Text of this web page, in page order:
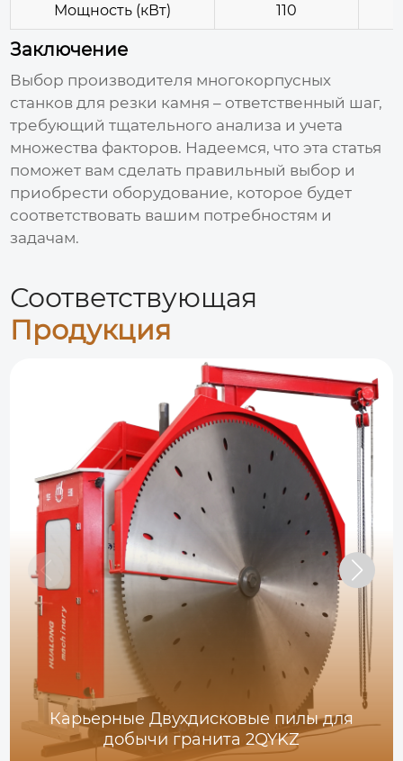
Мощность (кВт) 110
Заключение
Выбор производителя многокорпусных
станков для резки камня – ответственный шаг,
требующий тщательного анализа и учета
множества факторов. Надеемся, что эта статья
поможет вам сделать правильный выбор и
приобрести оборудование, которое будет
соответствовать вашим потребностям и
задачам.
Соответствующая
Продукция
Карьерные Двухдисковые пилы для
добычи гранита 2QYKZ